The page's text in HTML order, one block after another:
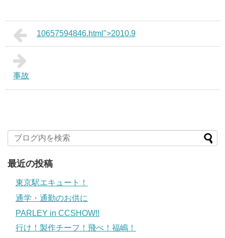
10657594846.html">2010.9
事故
最近の投稿
東京駅エキュート！
通学・通勤のお供に
PARLEY in CCSHOW!!
行け！製作チーフ！飛べ！福嶋！